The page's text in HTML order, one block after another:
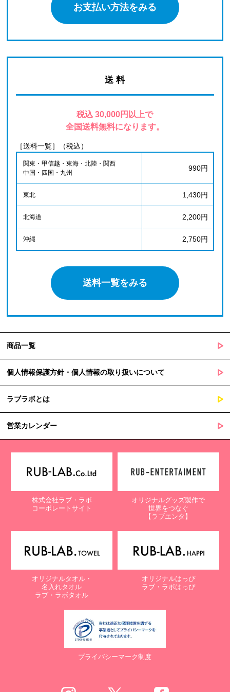
お支払い方法をみる
送 料
税込 30,000円以上で
全国送料無料になります。
［送料一覧］（税込）
関東・甲信越・東海・北陸・関西
中国・四国・九州
990円
東北 1,430円
北海道 2,200円
沖縄 2,750円
送料一覧をみる
商品一覧
個人情報保護方針・個人情報の取り扱いについて
ラブラボとは
営業カレンダー
株式会社ラブ・ラボ
コーポレートサイト
オリジナルグッズ製作で
世界をつなぐ
【ラブエンタ】
オリジナルタオル・
名入れタオル
ラブ・ラボタオル
オリジナルはっぴ
ラブ・ラボはっぴ
プライバシーマーク制度